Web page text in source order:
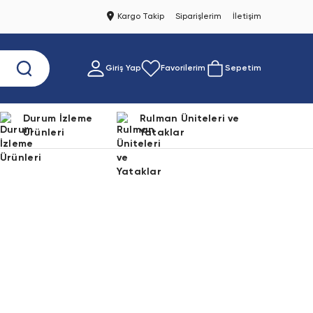
Kargo Takip Siparişlerim İletişim
Giriş Yap Favorilerim Sepetim
Durum İzleme
Ürünleri
Rulman Üniteleri ve
Yataklar